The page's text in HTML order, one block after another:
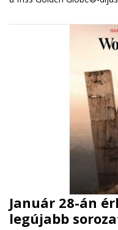
Január 28-án
legújabb